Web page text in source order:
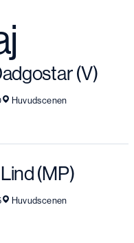
(V)
Huvudscenen
(MP)
Huvudscenen